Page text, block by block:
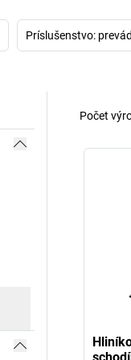
Príslušenstvo:
Počet